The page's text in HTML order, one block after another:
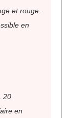
et rouge.
en
20
en